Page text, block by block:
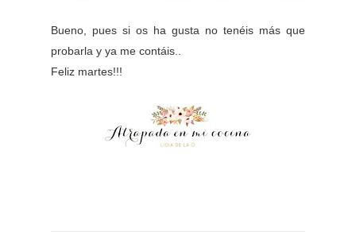
Bueno, pues si os ha gusta no tenéis más que
probarla y ya me contáis..
Feliz martes!!!